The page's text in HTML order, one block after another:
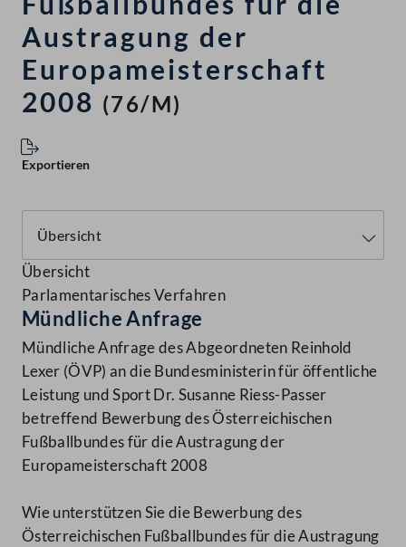
Austragung der
Europameisterschaft
2008 (76/M)
Exportieren
Übersicht
Parlamentarisches Verfahren
Mündliche Anfrage
Mündliche Anfrage des Abgeordneten Reinhold
Lexer (ÖVP) an die Bundesministerin für öffentliche
Leistung und Sport Dr. Susanne Riess-Passer
betreffend Bewerbung des Österreichischen
Fußballbundes für die Austragung der
Europameisterschaft 2008
Wie unterstützen Sie die Bewerbung des
Österreichischen Fußballbundes für die Austragung